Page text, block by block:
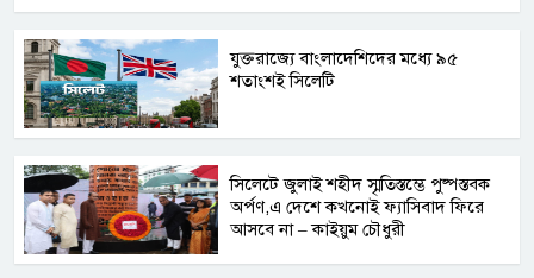
যুক্তরাজ্যে বাংলাদেশিদের মধ্যে ৯৫
শতাংশই সিলেটি
সিলেটে জুলাই শহীদ স্মৃতিস্তম্ভে পুষ্পস্তবক
অর্পণ,এ দেশে কখনোই ফ্যাসিবাদ ফিরে
আসবে না – কাইয়ুম চৌধুরী